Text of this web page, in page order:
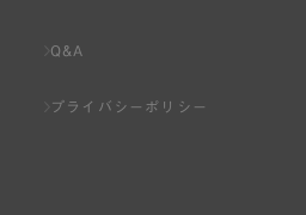
Q&A
プライバシーポリシー